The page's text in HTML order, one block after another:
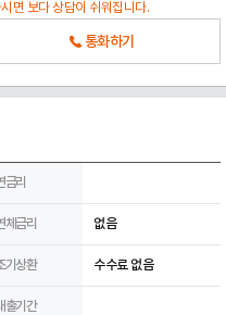
면 보다 상담이 쉬워집니다.
통화하기
금리
체금리 없음
기상환 수수료 없음
출기간